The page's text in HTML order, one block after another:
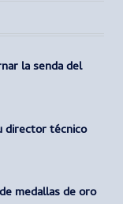
la senda del
director técnico
medallas de oro